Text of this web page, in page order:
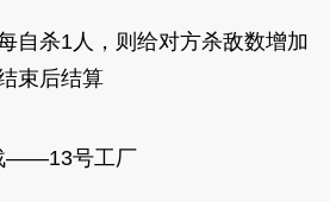
杀1人，则给对方杀敌数增加
束后结算
号工厂